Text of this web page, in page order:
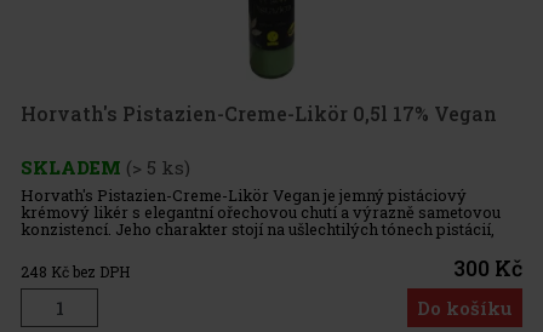
Horvath's Pistazien-Creme-Likör 0,5l 17% Vegan
SKLADEM (> 5 ks)
Horvath's Pistazien-Creme-Likör Vegan je jemný pistáciový
krémový likér s elegantní ořechovou chutí a výrazně sametovou
konzistencí. Jeho charakter stojí na ušlechtilých tónech pistácií,
které působí moderně, jemně a zároveň dostatečně výrazně. Vega
248 Kč bez DPH 300 Kč
Do košíku